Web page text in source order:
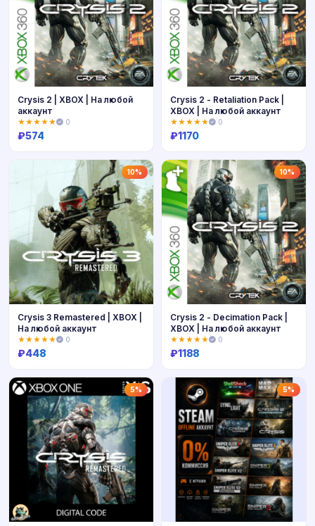
Купить
Crysis 2 | XBOX | На любой
аккаунт
★★★★★ 0
₽574
Купить
Crysis 2 - Retaliation Pack |
XBOX | На любой аккаунт
★★★★★ 0
₽1170
10%
Купить
Crysis 3 Remastered | XBOX |
На любой аккаунт
★★★★★ 0
₽448
10%
Купить
Crysis 2 - Decimation Pack |
XBOX | На любой аккаунт
★★★★★ 0
₽1188
5% 5%